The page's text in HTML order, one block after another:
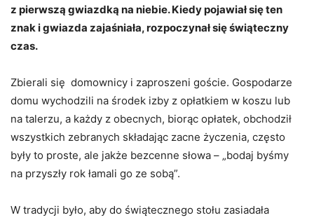
z pierwszą gwiazdką na niebie. Kiedy pojawiał się ten
znak i gwiazda zajaśniała, rozpoczynał się świąteczny
czas.
Zbierali się domownicy i zaproszeni goście. Gospodarze
domu wychodzili na środek izby z opłatkiem w koszu lub
na talerzu, a każdy z obecnych, biorąc opłatek, obchodził
wszystkich zebranych składając zacne życzenia, często
były to proste, ale jakże bezcenne słowa – „bodaj byśmy
na przyszły rok łamali go ze sobą”.
W tradycji było, aby do świątecznego stołu zasiadała